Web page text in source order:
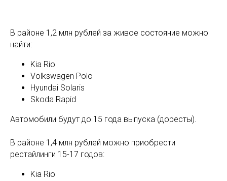
В районе 1,2 млн рублей за живое состояние можно
найти:
Kia Rio
Volkswagen Polo
Hyundai Solaris
Skoda Rapid
Автомобили будут до 15 года выпуска (доресты).
В районе 1,4 млн рублей можно приобрести
рестайлинги 15-17 годов:
Kia Rio